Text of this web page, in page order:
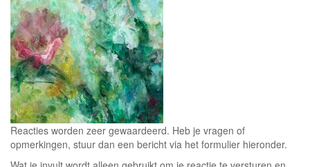
Reacties worden zeer gewaardeerd. Heb je vragen of
opmerkingen, stuur dan een bericht via het formulier hieronder.